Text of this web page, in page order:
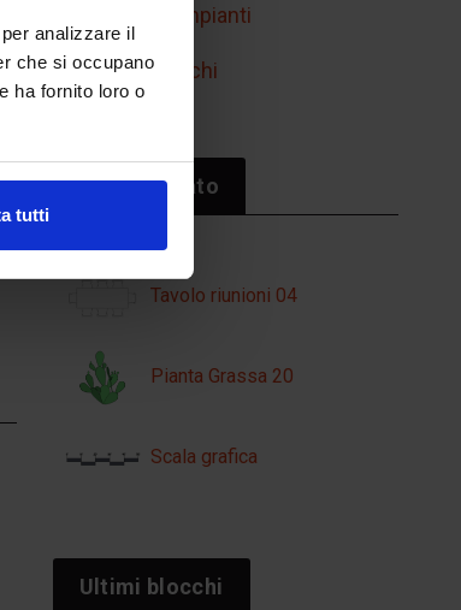
analizzare il
che si occupano
ha fornito loro o
tutti
Simboli impianti
Sport/giochi
Il più cliccato
Tavolo riunioni 04
Pianta Grassa 20
Scala grafica
Ultimi blocchi